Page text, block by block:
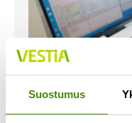
Suostumus